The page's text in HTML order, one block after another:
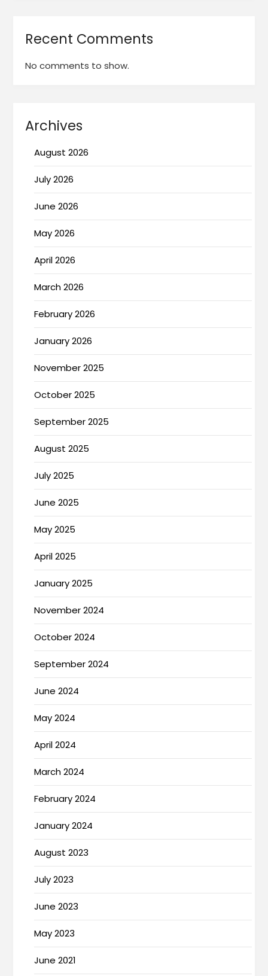
Recent Comments
No comments to show.
Archives
August 2026
July 2026
June 2026
May 2026
April 2026
March 2026
February 2026
January 2026
November 2025
October 2025
September 2025
August 2025
July 2025
June 2025
May 2025
April 2025
January 2025
November 2024
October 2024
September 2024
June 2024
May 2024
April 2024
March 2024
February 2024
January 2024
August 2023
July 2023
June 2023
May 2023
June 2021